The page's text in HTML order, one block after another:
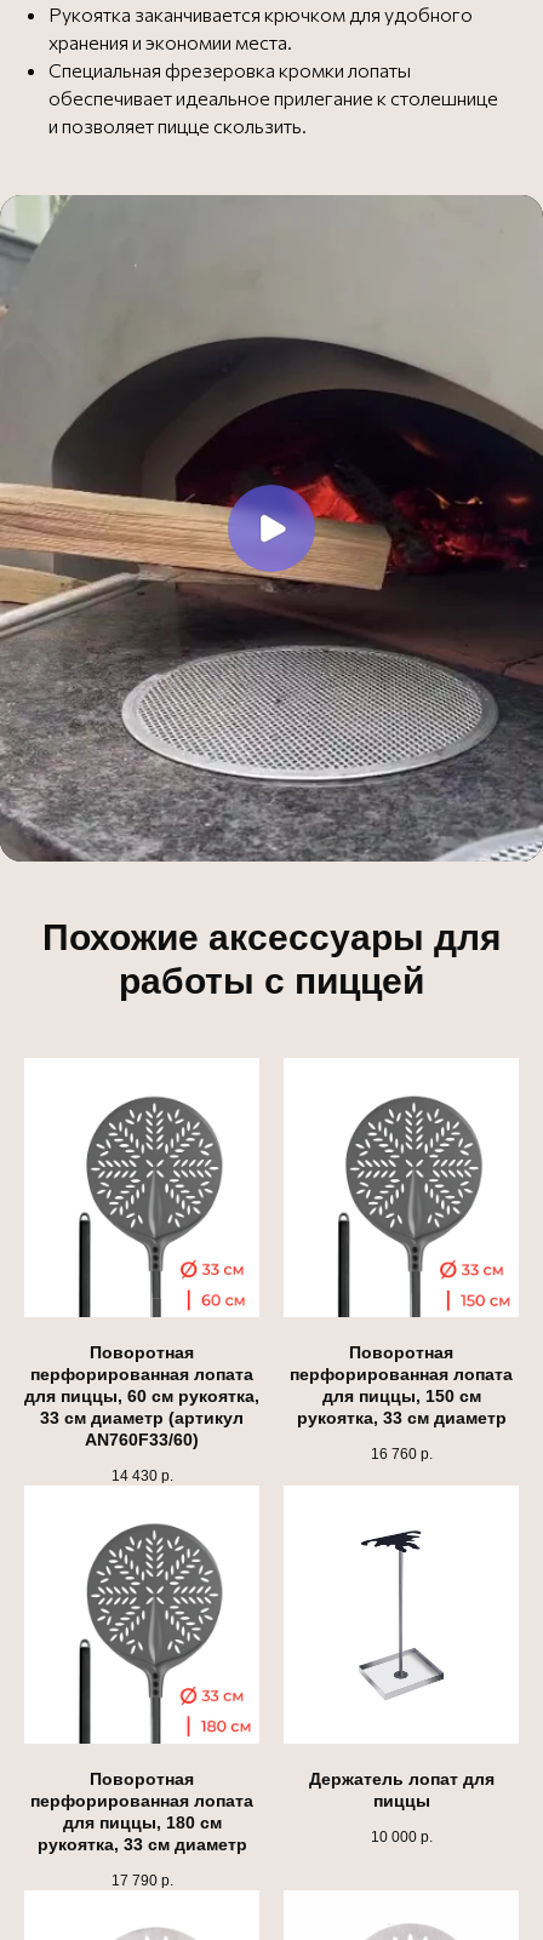
Рукоятка заканчивается крючком для удобного
хранения и экономии места.
Специальная фрезеровка кромки лопаты
обеспечивает идеальное прилегание к столешнице
и позволяет пицце скользить.
Похожие аксессуары для
работы с пиццей
Поворотная
перфорированная лопата
для пиццы, 60 см рукоятка,
33 см диаметр (артикул
AN760F33/60)
14 430 р.
Поворотная
перфорированная лопата
для пиццы, 150 см
рукоятка, 33 см диаметр
16 760 р.
Поворотная
перфорированная лопата
для пиццы, 180 см
рукоятка, 33 см диаметр
17 790 р.
Держатель лопат для
пиццы
10 000 р.